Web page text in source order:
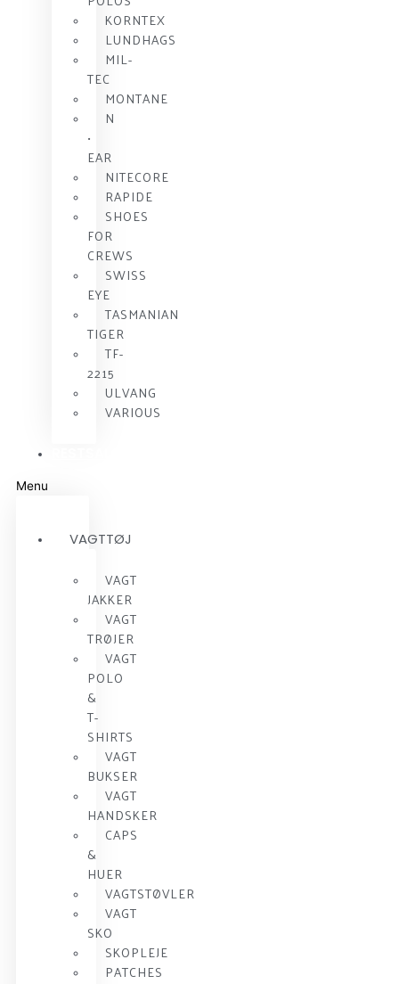
KORNTEX
LUNDHAGS
MIL-
TEC
MONTANE
N
•
EAR
NITECORE
RAPIDE
SHOES
FOR
CREWS
SWISS
EYE
TASMANIAN
TIGER
TF-
2215
ULVANG
VARIOUS
Menu
VAGTTØJ
VAGT
JAKKER
VAGT
TRØJER
VAGT
POLO
&
T-
SHIRTS
VAGT
BUKSER
VAGT
HANDSKER
CAPS
&
HUER
VAGTSTØVLER
VAGT
SKO
SKOPLEJE
PATCHES